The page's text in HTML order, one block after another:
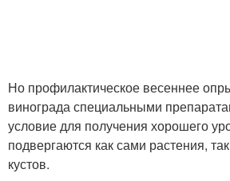
Но профилактическое весеннее
винограда специальными
условие для получения хорошего
подвергаются как сами растения,
кустов.